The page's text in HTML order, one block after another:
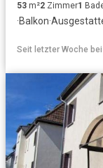
53 m²2 Zimmer1
·Balkon·
Seit letzter Woche bei